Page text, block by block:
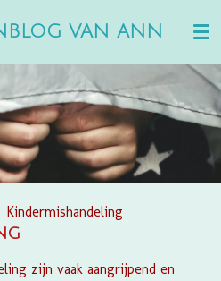
VAN ANN
Kindermishandeling
zijn vaak aangrijpend en